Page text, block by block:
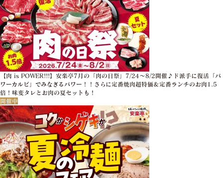
【肉 is POWER!!!】安楽亭7月の「肉の日祭」7/24～8/2開催♪ド派手に復活「パ
ワーカルビ」でみなぎるパワー！！さらに定番焼肉超特価＆定番ランチのお肉1.5
倍！味変タレとお肉の夏セットも！
開催中